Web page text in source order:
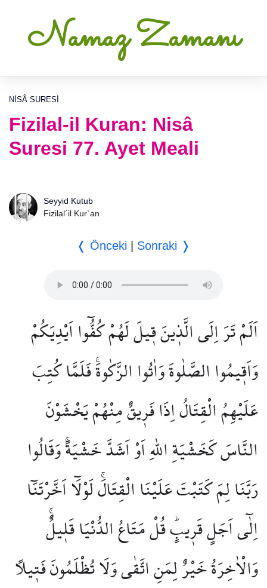
Namaz Zamanı
NISÂ SURESI
Fizilal-il Kuran: Nisâ
Suresi 77. Ayet Meali
Seyyid Kutub
Fizilal´il Kur`an
❬ Önceki Sonraki ❭
اَلَمْ تَرَ اِلَى الَّذ۪ينَ ق۪يلَ لَهُمْ كُفُّٓوا اَيْدِيَكُمْ
وَاَق۪يمُوا الصَّلٰوةَ وَاٰتُوا الزَّكٰوةَۚ فَلَمَّا كُتِبَ
عَلَيْهِمُ الْقِتَالُ اِذَا فَر۪يقٌ مِنْهُمْ يَخْشَوْنَ
النَّاسَ كَخَشْيَةِ اللّٰهِ اَوْ اَشَدَّ خَشْيَةًۚ وَقَالُوا
رَبَّنَا لِمَ كَتَبْتَ عَلَيْنَا الْقِتَالَۚ لَوْلَٓا اَخَّرْتَنَٓا
اِلٰٓى اَجَلٍ قَر۪يبٍۜ قُلْ مَتَاعُ الدُّنْيَا قَل۪يلٌۚ
وَالْاٰخِرَةُ خَيْرٌ لِمَنِ اتَّقٰى وَلَا تُظْلَمُونَ فَت۪يلًا